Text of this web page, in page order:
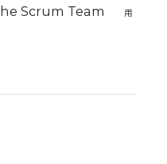
Scrum Team
用